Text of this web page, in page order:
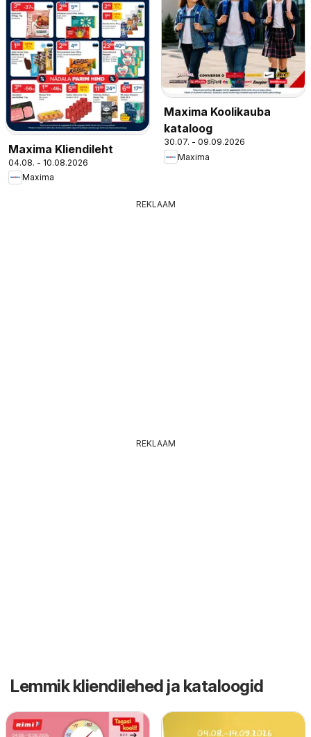
Maxima Kliendileht
04.08. - 10.08.2026
Maxima
Maxima Koolikauba
kataloog
30.07. - 09.09.2026
Maxima
REKLAAM
REKLAAM
Lemmik kliendilehed ja kataloogid